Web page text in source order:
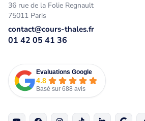
36 rue de la Folie Regnault
75011 Paris
contact@cours-thales.fr
01 42 05 41 36
Evaluations Google
4.8
Basé sur 688 avis